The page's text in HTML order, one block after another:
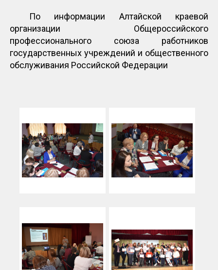
По информации Алтайской краевой
организации Общероссийского
профессионального союза работников
государственных учреждений и общественного
обслуживания Российской Федерации